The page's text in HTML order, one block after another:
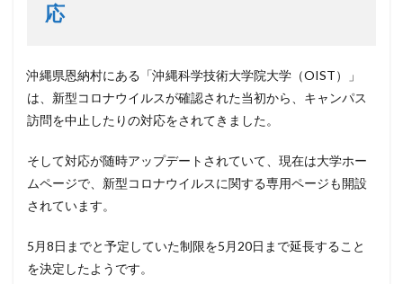
応
沖縄県恩納村にある「沖縄科学技術大学院大学（OIST）」
は、新型コロナウイルスが確認された当初から、キャンパス
訪問を中止したりの対応をされてきました。
そして対応が随時アップデートされていて、現在は大学ホー
ムページで、新型コロナウイルスに関する専用ページも開設
されています。
5月8日までと予定していた制限を5月20日まで延長すること
を決定したようです。